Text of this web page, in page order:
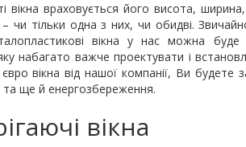
вікна враховується його висота,
– чи тільки одна з них, чи обидві.
вікна у нас можна
набагато важче проектувати і
вікна від нашої компанії, Ви
та ще й енергозбереження.
вікна